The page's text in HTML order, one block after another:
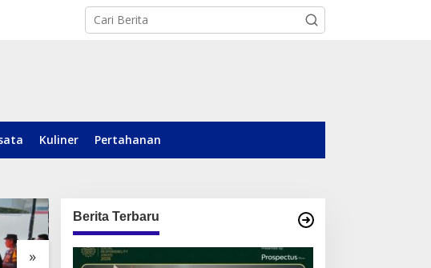
Kuliner Pertahanan
»
Berita Terbaru